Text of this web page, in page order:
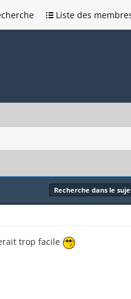
Liste des
Recherche dans le
trop facile